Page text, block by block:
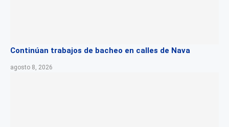
Continúan trabajos de bacheo en calles de Nava
agosto 8, 2026